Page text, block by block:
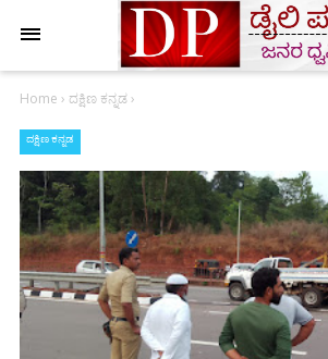
Home › ದಕ್ಷಿಣ ಕನ್ನಡ›
ದಕ್ಷಿಣ ಕನ್ನಡ